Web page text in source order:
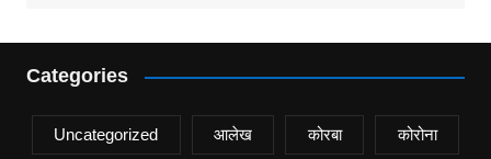
Categories
Uncategorized आलेख कोरबा कोरोना